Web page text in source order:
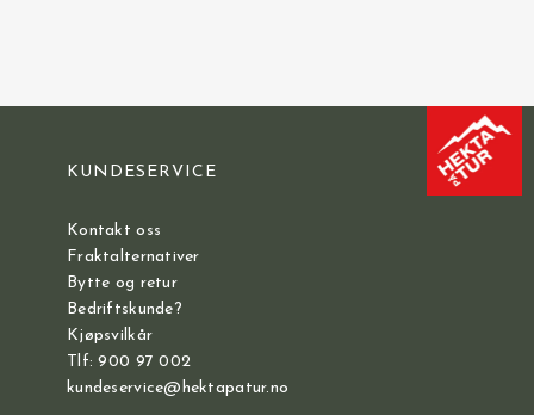
KUNDESERVICE
Kontakt oss
Fraktalternativer
Bytte og retur
Bedriftskunde?
Kjøpsvilkår
Tlf: 900 97 002
kundeservice@hektapatur.no